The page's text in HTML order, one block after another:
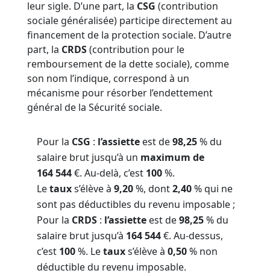
leur sigle. D’une part, la CSG (contribution
sociale généralisée) participe directement au
financement de la protection sociale. D’autre
part, la CRDS(contribution pour le
remboursement de la dette sociale), comme
son nom l’indique, correspond à un
mécanisme pour résorber l’endettement
général de la Sécurité sociale.
Pour la CSG : l’assietteest de98,25% du
salaire brut jusqu’à un maximum de
164 544€. Au-delà, c’est 100%.
Letauxs’élève à 9,20%, dont2,40% qui ne
sont pas déductibles du revenu imposable ;
Pour la CRDS : l’assietteest de98,25% du
salaire brut jusqu’à 164 544€. Au-dessus,
c’est 100%. Letauxs’élève à 0,50% non
déductible du revenu imposable.